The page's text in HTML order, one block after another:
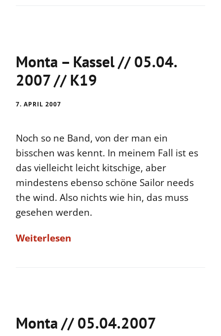
Monta – Kassel // 05.04.
2007 // K19
7. APRIL 2007
Noch so ne Band, von der man ein
bisschen was kennt. In meinem Fall ist es
das vielleicht leicht kitschige, aber
mindestens ebenso schöne Sailor needs
the wind. Also nichts wie hin, das muss
gesehen werden.
Weiterlesen
Monta // 05.04.2007